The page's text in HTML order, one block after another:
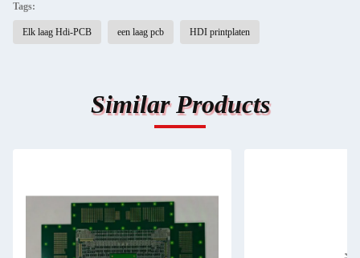
Tags:
Elk laag Hdi-PCB een laag pcb HDI printplaten
Similar Products